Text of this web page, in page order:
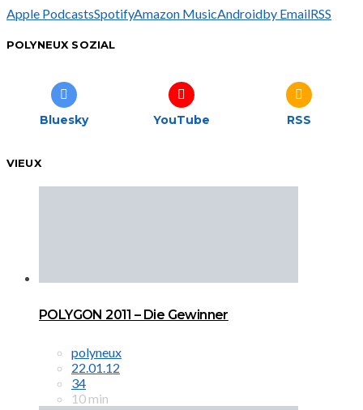
Apple PodcastsSpotifyAmazon MusicAndroidby EmailRSS
POLYNEUX SOZIAL
Bluesky YouTube RSS
VIEUX
POLYGON 2011 – Die Gewinner
polyneux
22.01.12
34
10 min